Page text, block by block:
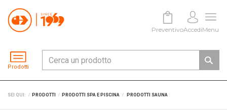
Prodotti
PreventivoAccediMenu
SEI QUI: PRODOTTI PRODOTTI SPA E PISCINA PRODOTTI SAUNA